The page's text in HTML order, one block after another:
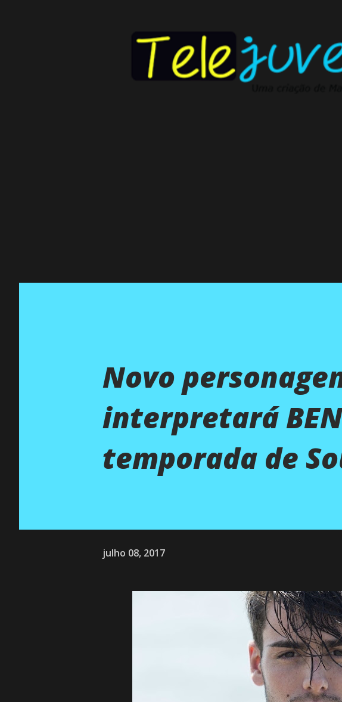
Novo
interpretará
temporada de
julho 08, 2017